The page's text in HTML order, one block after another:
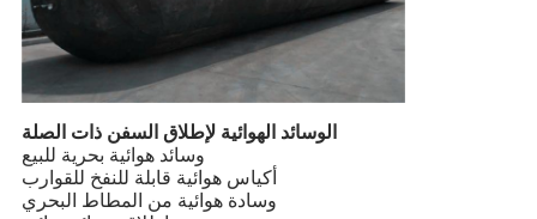
الوسائد الهوائية لإطلاق السفن ذات الصلة
وسائد هوائية بحرية للبيع
أكياس هوائية قابلة للنفخ للقوارب
وسادة هوائية من المطاط البحري